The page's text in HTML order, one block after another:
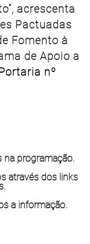
acrescenta
Pactuadas
Fomento à
de Apoio a
Portaria nº
na programação.
através dos links
a informação.